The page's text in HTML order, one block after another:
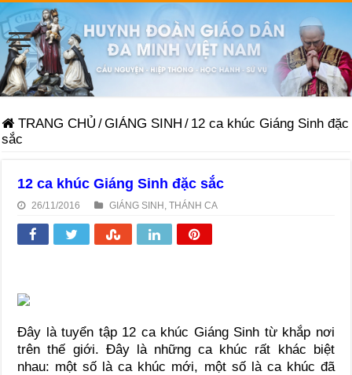
TRANG CHỦ /GIÁNG SINH / 12 ca khúc Giáng Sinh đặc
sắc
12 ca khúc Giáng Sinh đặc sắc
26/11/2016 GIÁNG SINH ,THÁNH CA
Đây là tuyển tập 12 ca khúc Giáng Sinh từ khắp nơi
trên thế giới. Đây là những ca khúc rất khác biệt
nhau: một số là ca khúc mới, một số là ca khúc đã